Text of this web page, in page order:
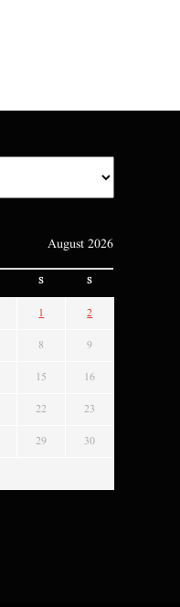
August 2026
S S
1 2
8 9
15 16
22 23
29 30